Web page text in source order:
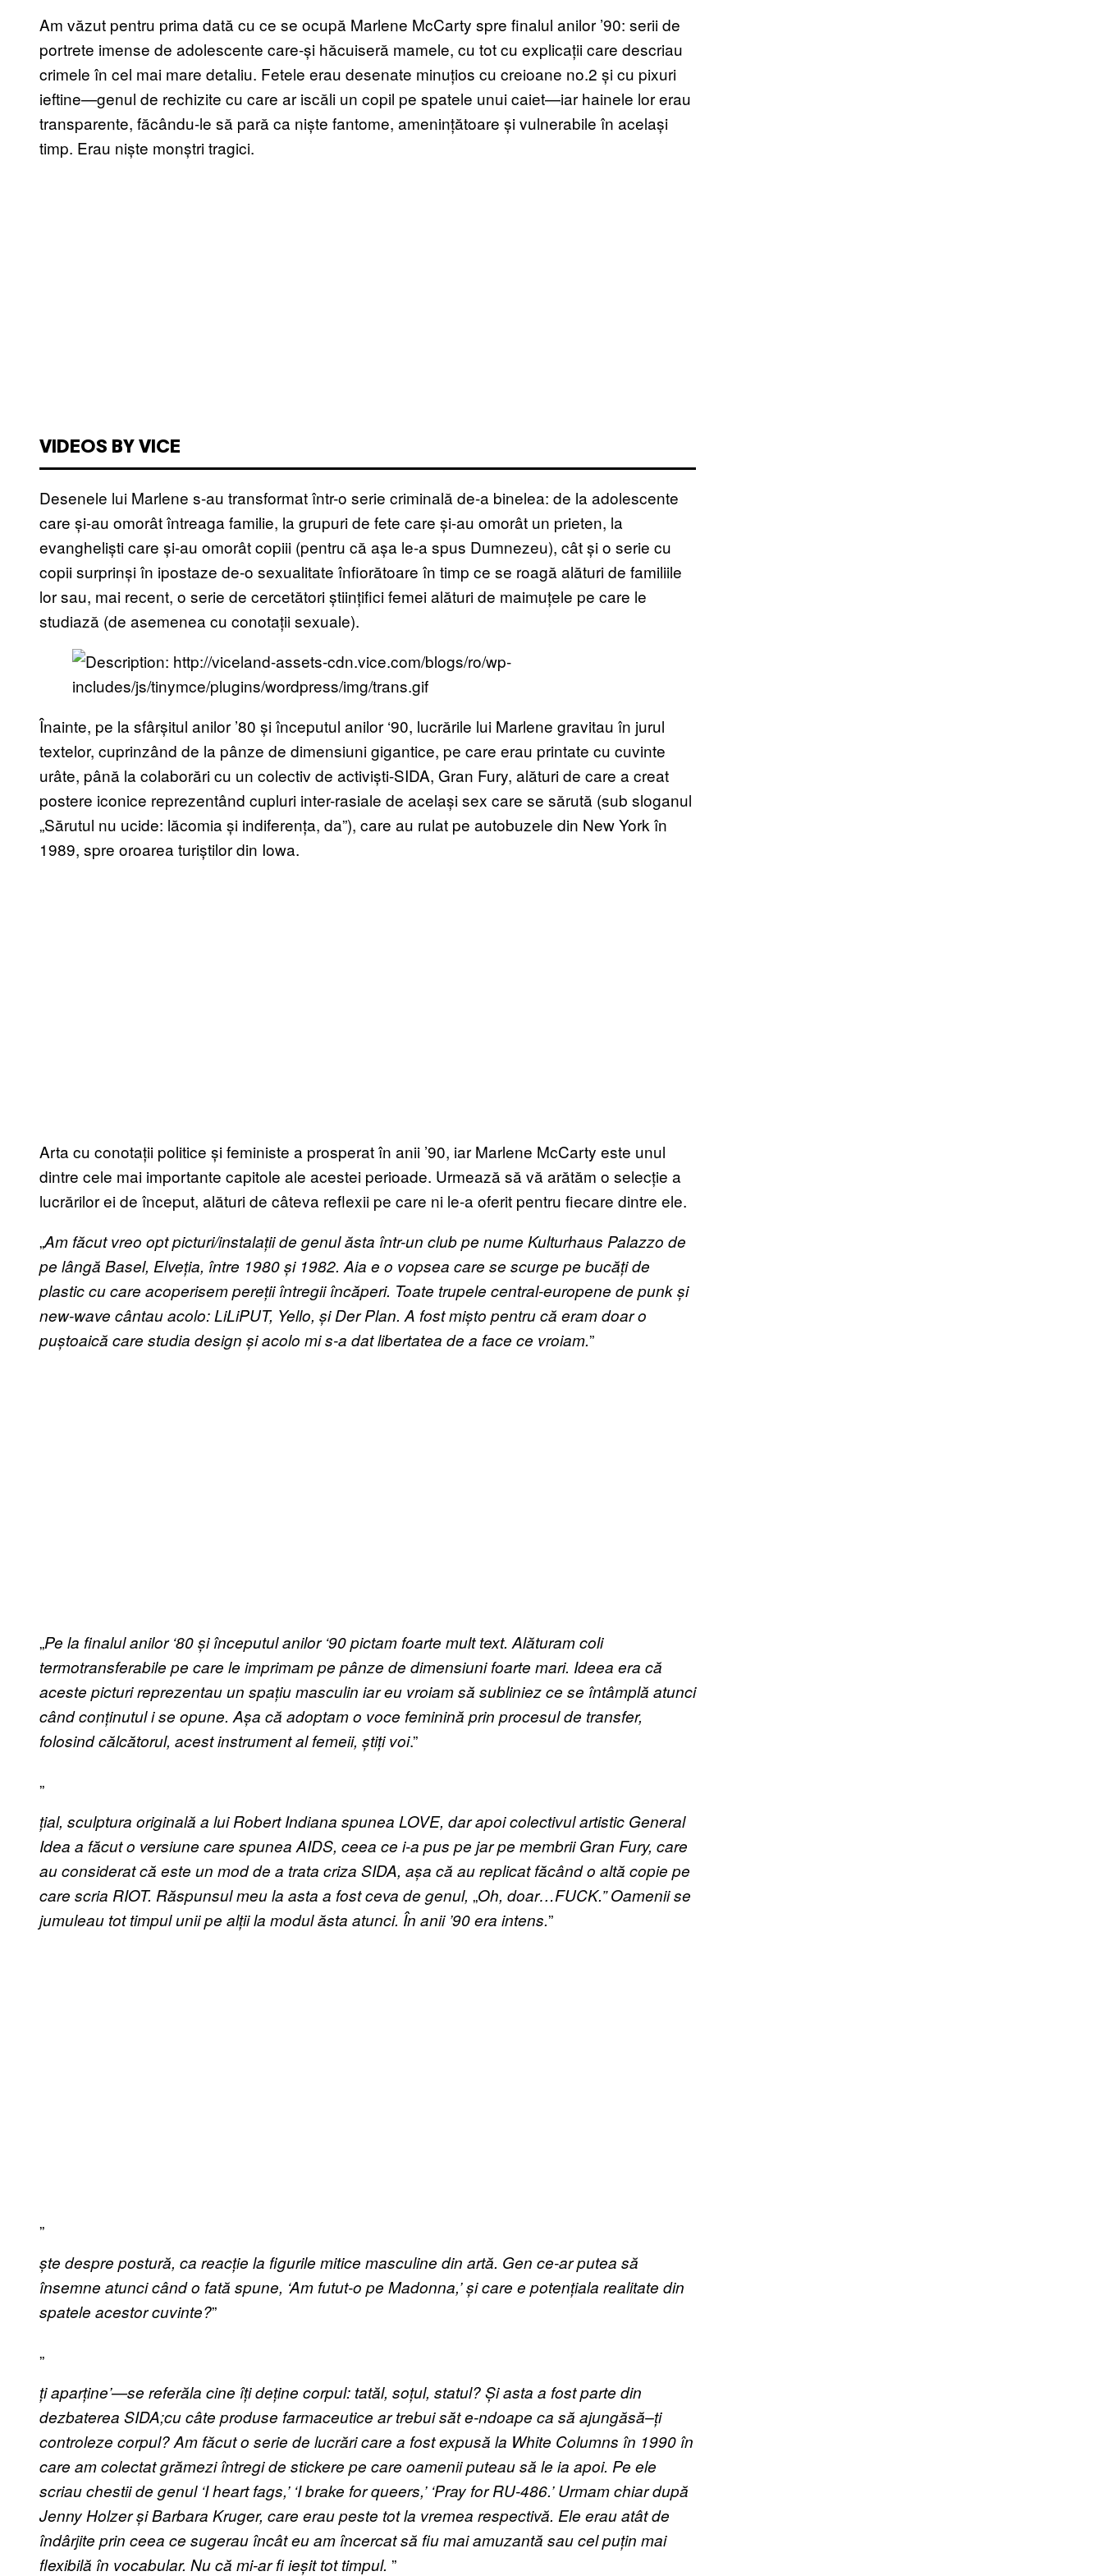
Am văzut pentru prima dată cu ce se ocupă Marlene McCarty spre finalul anilor ’90: serii de
portrete imense de adolescente care-și hăcuiseră mamele, cu tot cu explicații care descriau
crimele în cel mai mare detaliu. Fetele erau desenate minuțios cu creioane no.2 și cu pixuri
ieftine—genul de rechizite cu care ar iscăli un copil pe spatele unui caiet—iar hainele lor erau
transparente, făcându-le să pară ca niște fantome, amenințătoare și vulnerabile în același
timp. Erau niște monștri tragici.
VIDEOS BY VICE
Desenele lui Marlene s-au transformat într-o serie criminală de-a binelea: de la adolescente
care și-au omorât întreaga familie, la grupuri de fete care și-au omorât un prieten, la
evangheliști care și-au omorât copiii (pentru că așa le-a spus Dumnezeu), cât și o serie cu
copii surprinși în ipostaze de-o sexualitate înfiorătoare în timp ce se roagă alături de familiile
lor sau, mai recent, o serie de cercetători științifici femei alături de maimuțele pe care le
studiază (de asemenea cu conotații sexuale).
Înainte, pe la sfârșitul anilor ’80 și începutul anilor ‘90, lucrările lui Marlene gravitau în jurul
textelor, cuprinzând de la pânze de dimensiuni gigantice, pe care erau printate cu cuvinte
urâte, până la colaborări cu un colectiv de activiști-SIDA, Gran Fury, alături de care a creat
postere iconice reprezentând cupluri inter-rasiale de același sex care se sărută (sub sloganul
„Sărutul nu ucide: lăcomia și indiferența, da”), care au rulat pe autobuzele din New York în
1989, spre oroarea turiștilor din Iowa.
Arta cu conotații politice și feministe a prosperat în anii ’90, iar Marlene McCarty este unul
dintre cele mai importante capitole ale acestei perioade. Urmează să vă arătăm o selecție a
lucrărilor ei de început, alături de câteva reflexii pe care ni le-a oferit pentru fiecare dintre ele.
„Am făcut vreo opt picturi/instalații de genul ăsta într-un club pe nume Kulturhaus Palazzo de
pe lângă Basel, Elveția, între 1980și 1982. Aia e o vopsea care se scurge pe bucăți de
plastic cu care acoperisem pereții întregii încăperi. Toate trupele central-europene de punkși
new-wave cântau acolo: LiLiPUT, Yello, și Der Plan. A fost mișto pentru că eram doar o
puștoaică care studia design și acolo mi s-a dat libertatea de a face ce vroiam.”
„Pe la finalul anilor ‘80și începutul anilor ‘90 pictam foarte mult text. Alăturam coli
termotransferabile pe care le imprimam pe pânze de dimensiuni foarte mari. Ideea era că
aceste picturi reprezentau un spațiu masculin iar eu vroiam să subliniez ce se întâmplă atunci
când conținutul i se opune. Așa că adoptam o voce feminină prin procesul de transfer,
folosind călcătorul, acest instrument al femeii, știți voi.”
„
țial, sculptura originală a lui Robert Indiana spunea LOVE, dar apoi colectivul artistic General
Idea a făcut o versiune care spunea AIDS, ceea ce i-a pus pe jar pe membrii Gran Fury, care
au considerat că este un mod de a trata criza SIDA, așa că au replicat făcând o altă copie pe
care scria RIOT. Răspunsul meu la asta a fost ceva de genul, „Oh, doar…FUCK.” Oamenii se
jumuleau tot timpul unii pe alții la modul ăsta atunci. În anii ’90 era intens.”
„
ște despre postură, ca reacție la figurile mitice masculine din artă. Gen ce-ar putea să
însemne atunci când o fată spune, ‘Am futut-o pe Madonna,’și care e potențiala realitate din
spatele acestor cuvinte?”
„
ți aparține’—se referăla cine îți deține corpul: tatăl, soțul, statul?Și asta a fost parte din
dezbaterea SIDA;cu câte produse farmaceutice ar trebui săt e-ndoape ca să ajungăsă–ți
controleze corpul? Am făcut o serie de lucrări care a fost expusă la White Columns în 1990 în
care am colectat grămeziîntregi de stickere pe care oamenii puteau să le ia apoi. Pe ele
scriau chestii de genul ‘I heart fags,’ ‘I brake for queers,’ ‘Pray for RU-486.’ Urmam chiar după
Jenny Holzerși Barbara Kruger, care erau peste tot la vremea respectivă. Ele erau atât de
îndârjite prin ceea ce sugerau încât eu am încercat să fiu mai amuzantă sau cel puțin mai
flexibilă în vocabular. Nu că mi-ar fi ieșit tot timpul. ”